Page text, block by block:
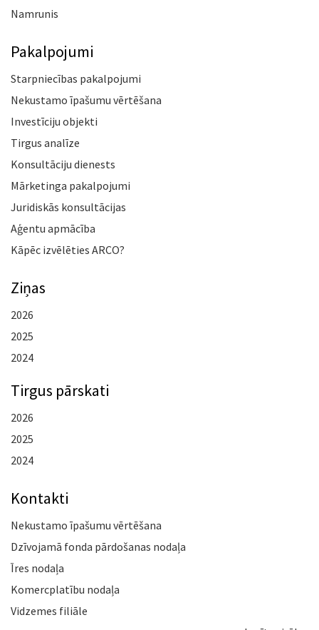
Namrunis
Pakalpojumi
Starpniecības pakalpojumi
Nekustamo īpašumu vērtēšana
Investīciju objekti
Tirgus analīze
Konsultāciju dienests
Mārketinga pakalpojumi
Juridiskās konsultācijas
Aģentu apmācība
Kāpēc izvēlēties ARCO?
Ziņas
2026
2025
2024
Tirgus pārskati
2026
2025
2024
Kontakti
Nekustamo īpašumu vērtēšana
Dzīvojamā fonda pārdošanas nodaļa
Īres nodaļa
Komercplatību nodaļa
Vidzemes filiāle